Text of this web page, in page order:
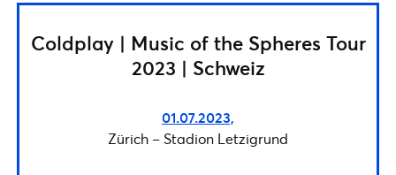
Coldplay | Music of the Spheres Tour
2023 | Schweiz
01.07.2023,
Zürich – Stadion Letzigrund